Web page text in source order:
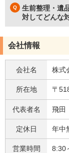
生前整理・遺
対してどんな
会社情報
会社名 株式
所在地 〒
代表者名 飛
定休日 年中
営業時間 8:30